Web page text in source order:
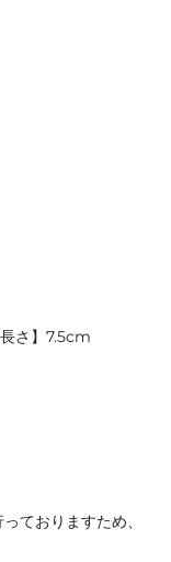
さ】7.5cm
ておりますため、